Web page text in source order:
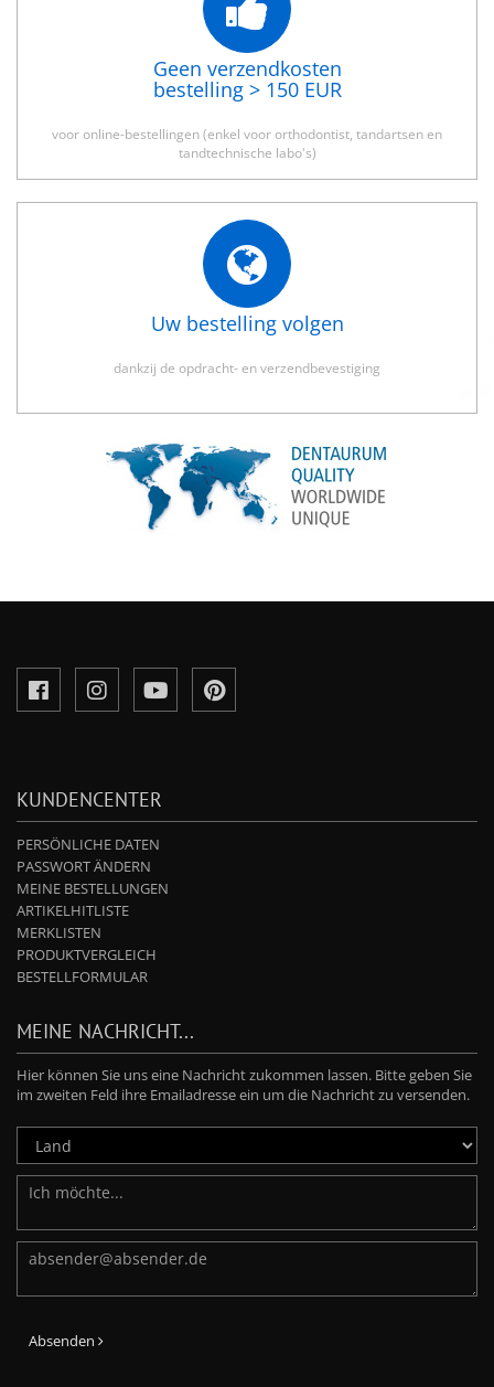
Geen verzendkosten
bestelling > 150 EUR
voor online-bestellingen (enkel voor orthodontist, tandartsen en
tandtechnische labo's)
Uw bestelling volgen
dankzij de opdracht- en verzendbevestiging
KUNDENCENTER
PERSÖNLICHE DATEN
PASSWORT ÄNDERN
MEINE BESTELLUNGEN
ARTIKELHITLISTE
MERKLISTEN
PRODUKTVERGLEICH
BESTELLFORMULAR
MEINE NACHRICHT...
Hier können Sie uns eine Nachricht zukommen lassen. Bitte geben Sie
im zweiten Feld ihre Emailadresse ein um die Nachricht zu versenden.
Absenden